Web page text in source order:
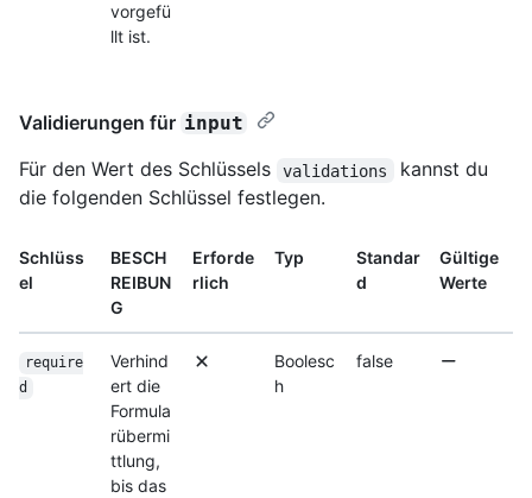
vorgefü
llt ist.
Validierungen für input
Für den Wert des Schlüssels validations
kannst du
die folgenden Schlüssel festlegen.
Schlüss
el
BESCH
REIBUN
G
Erforde
rlich
Typ
Standar
d
Gültige
Werte
require
d
Verhind
ert die
Formula
rübermi
ttlung,
bis das
Boolesc
h
false